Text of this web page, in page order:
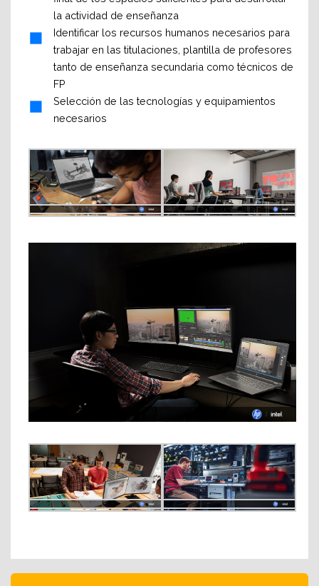
la actividad de enseñanza
Identificar los recursos humanos necesarios para
trabajar en las titulaciones, plantilla de profesores
tanto de enseñanza secundaria como técnicos de
FP
Selección de las tecnologías y equipamientos
necesarios